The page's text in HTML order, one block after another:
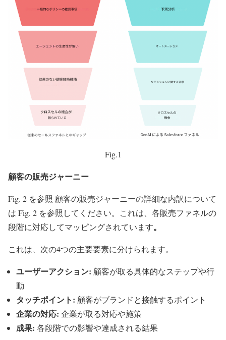
Fig.1
顧客の販売ジャーニー
Fig. 2 を参照 顧客の販売ジャーニーの詳細な内訳について
は Fig. 2 を参照してください。これは、各販売ファネルの
段階に対応してマッピングされています。
これは、次の4つの主要要素に分けられます。
ユーザーアクション: 顧客が取る具体的なステップや行
動
タッチポイント: 顧客がブランドと接触するポイント
企業の対応: 企業が取る対応や施策
成果: 各段階での影響や達成される結果